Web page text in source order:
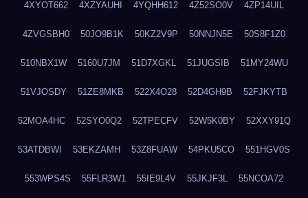
4XYOT662 4XZYAUHI 4YQHH612 4Z52SO0V 4ZP14UIL
4ZVGSBH0 50JO9B1K 50KZ2V9P 50NNJN5E 50S8F1Z0
510NBX1W 5160U7JM 51D7XGKL 51JUGSIB 51MY24WU
51VJOSDY 51ZE8MKB 522X4O28 52D4GH9B 52FJKYTB
52MOA4HC 52SYO0Q2 52TPECFV 52W5K0BY 52XXY91Q
53ATDBWI 53EKZAMH 53Z8FUAW 54PKU5CO 551HGV0S
553WPS4S 55FLR3W1 55IE9L4V 55JKJF3L 55NCOA72